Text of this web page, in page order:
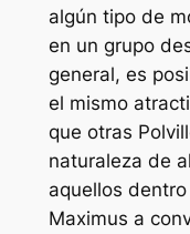
algún tipo de
en un grupo
general, es
el mismo
que otras
naturaleza de
aquellos
Maximus a